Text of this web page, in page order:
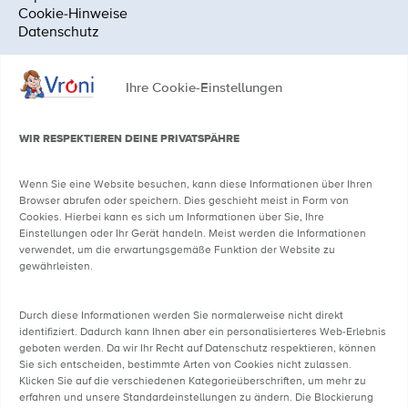
Ihre Cookie-Einstellungen
WIR RESPEKTIEREN DEINE PRIVATSPÄHRE
Wenn Sie eine Website besuchen, kann diese Informationen über Ihren
Browser abrufen oder speichern. Dies geschieht meist in Form von
Cookies. Hierbei kann es sich um Informationen über Sie, Ihre
Einstellungen oder Ihr Gerät handeln. Meist werden die Informationen
verwendet, um die erwartungsgemäße Funktion der Website zu
gewährleisten.
Durch diese Informationen werden Sie normalerweise nicht direkt
identifiziert. Dadurch kann Ihnen aber ein personalisierteres Web-Erlebnis
geboten werden. Da wir Ihr Recht auf Datenschutz respektieren, können
Sie sich entscheiden, bestimmte Arten von Cookies nicht zulassen.
Klicken Sie auf die verschiedenen Kategorieüberschriften, um mehr zu
erfahren und unsere Standardeinstellungen zu ändern. Die Blockierung
Cookie-Hinweise
Datenschutz
MEDIA & DOWNLOADS
UNSERE PARTNER & FÖRDERER
TUM Klinikum Deutsches Herzzentrum München
e. V.
Technischen Universität München (TUM)
Helmholtz Zentrum München – Deutsches
Forschungszentrum für Gesundheit und Umwelt
Nationale Herz-Allianz